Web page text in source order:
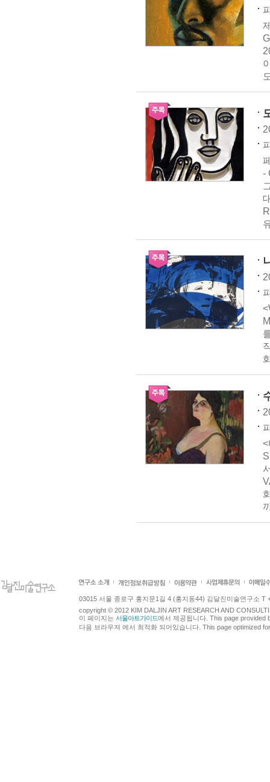
-
03015 서울 종로구 홍지문1길 4 (홍지동44) 김달진미술연구소 T
copyright © 2012 KIM DALJIN ART RESEARCH AND
이 페이지는 서울아트가이드에서 제공됩니다. This page provided
다음 브라우져 에서 최적화 되어있습니다. This page optimized